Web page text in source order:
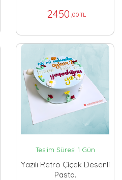
2450 ,00 TL
Teslim Süresi 1 Gün
Yazılı Retro Çiçek Desenli
Pasta.